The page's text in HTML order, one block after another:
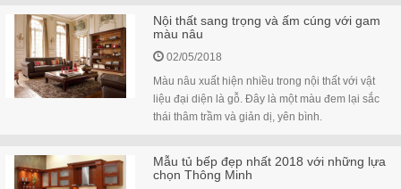
Nội thất sang trọng và ấm cúng với gam
màu nâu
02/05/2018
Màu nâu xuất hiện nhiều trong nội thất với vật
liệu đại diện là gỗ. Đây là một màu đem lại sắc
thái thâm trầm và giản dị, yên bình.
Mẫu tủ bếp đẹp nhất 2018 với những lựa
chọn Thông Minh